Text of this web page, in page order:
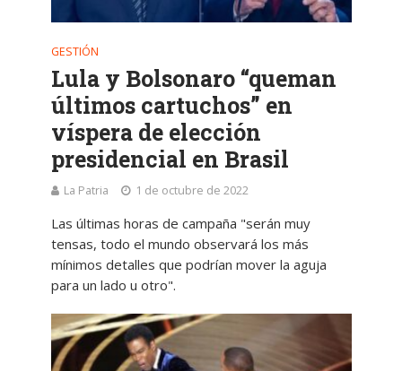
GESTIÓN
Lula y Bolsonaro “queman
últimos cartuchos” en
víspera de elección
presidencial en Brasil
La Patria 1 de octubre de 2022
Las últimas horas de campaña "serán muy
tensas, todo el mundo observará los más
mínimos detalles que podrían mover la aguja
para un lado u otro".